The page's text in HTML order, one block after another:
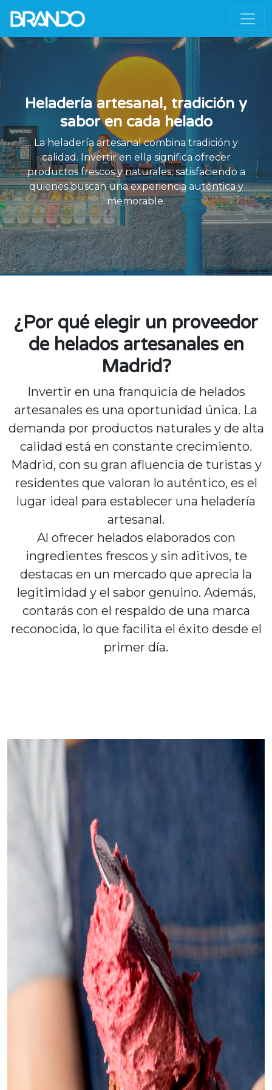
Heladería artesanal, tradición y
sabor en cada helado
La heladería artesanal combina tradición y
calidad. Invertir en ella significa ofrecer
productos frescos y naturales, satisfaciendo a
quienes buscan una experiencia auténtica y
memorable.
¿Por qué elegir un proveedor
de helados artesanales en
Madrid?
Invertir en una franquicia de helados
artesanales es una oportunidad única. La
demanda por productos naturales y de alta
calidad está en constante crecimiento.
Madrid, con su gran afluencia de turistas y
residentes que valoran lo auténtico, es el
lugar ideal para establecer una heladería
artesanal.
Al ofrecer helados elaborados con
ingredientes frescos y sin aditivos, te
destacas en un mercado que aprecia la
legitimidad y el sabor genuino. Además,
contarás con el respaldo de una marca
reconocida, lo que facilita el éxito desde el
primer día.